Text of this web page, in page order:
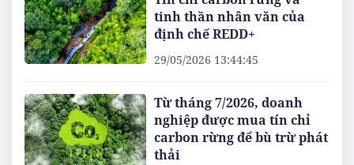
tinh thần nhân văn của
định chế REDD+
29/05/2026 13:44:45
Từ tháng 7/2026, doanh
nghiệp được mua tín chỉ
carbon rừng để bù trừ phát
thải